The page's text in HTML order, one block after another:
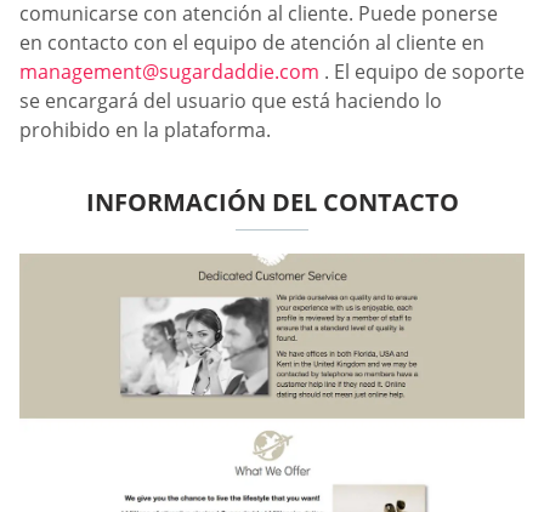
comunicarse con atención al cliente. Puede ponerse
en contacto con el equipo de atención al cliente en
management@sugardaddie.com . El equipo de soporte
se encargará del usuario que está haciendo lo
prohibido en la plataforma.
INFORMACIÓN DEL CONTACTO